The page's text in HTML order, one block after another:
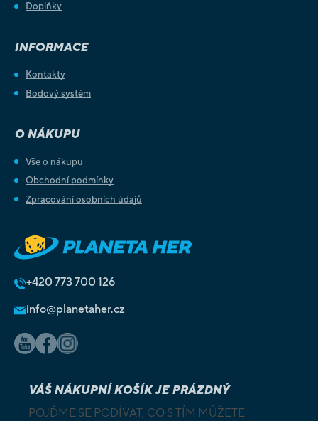
Doplňky
INFORMACE
Kontakty
Bodový systém
O NÁKUPU
Vše o nákupu
Obchodní podmínky
Zpracování osobních údajů
+420 773 700 126
info@planetaher.cz
VÁŠ NÁKUPNÍ KOŠÍK JE PRÁZDNÝ
POJĎME SE PODÍVAT, CO S TÍM MŮŽETE